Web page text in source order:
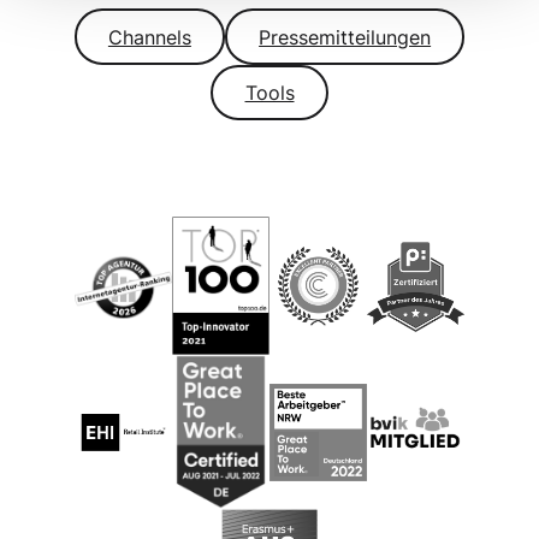
Channels Pressemitteilungen
Tools